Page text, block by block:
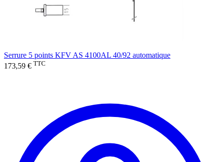
Serrure 5 points KFV AS 4100AL 40/92 automatique
173,59 € TTC